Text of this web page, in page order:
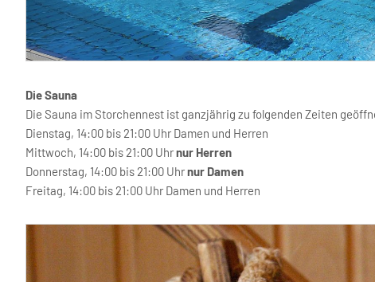
Die Sauna
Die Sauna im Storchennest ist ganzjährig zu folgenden Zeiten
Dienstag, 14:00 bis 21:00 Uhr Damen und Herren
Mittwoch, 14:00 bis 21:00 Uhrnur Herren
Donnerstag, 14:00 bis 21:00 Uhrnur Damen
Freitag, 14:00 bis 21:00 Uhr Damen und Herren